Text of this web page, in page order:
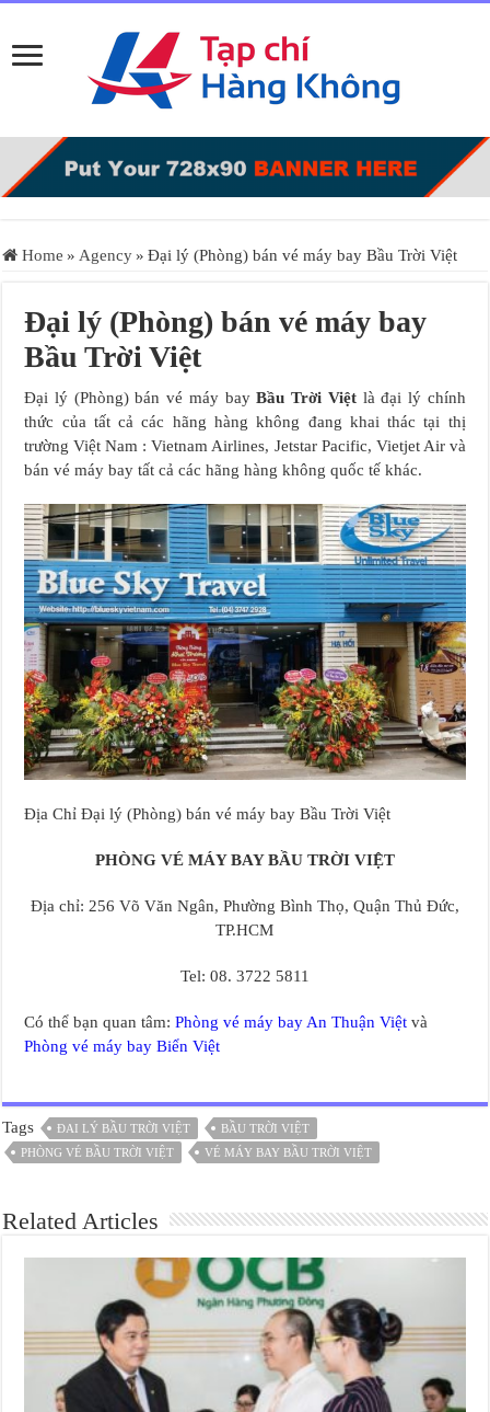
Home » Agency » Đại lý (Phòng) bán vé máy bay Bầu Trời Việt
Đại lý (Phòng) bán vé máy bay
Bầu Trời Việt
Đại lý (Phòng) bán vé máy bayBầu Trời Việtlà đại lý chính
thức của tất cả các hãng hàng không đang khai thác tại thị
trường Việt Nam : Vietnam Airlines, Jetstar Pacific, Vietjet Air và
bán vé máy bay tất cả các hãng hàng không quốc tế khác.
Địa Chỉ Đại lý (Phòng) bán vé máy bay Bầu Trời Việt
PHÒNG VÉ MÁY BAY BẦU TRỜI VIỆT
Địa chỉ: 256 Võ Văn Ngân, Phường Bình Thọ, Quận Thủ Đức,
TP.HCM
Tel: 08. 3722 5811
Có thể bạn quan tâm:Phòng vé máy bay An Thuận Việt và
Phòng vé máy bay Biển Việt
Tags ĐAI LÝ BẦU TRỜI VIỆT
BẦU TRỜI VIỆT
PHÒNG VÉ BẦU TRỜI VIỆT
VÉ MÁY BAY BẦU TRỜI VIỆT
Related Articles